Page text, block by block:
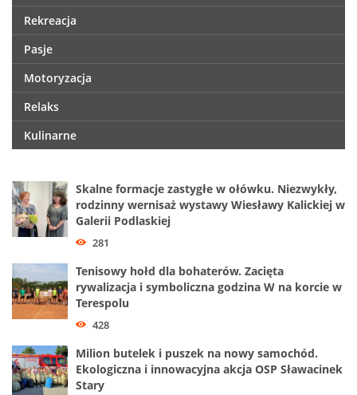
Rekreacja
Pasje
Motoryzacja
Relaks
Kulinarne
Skalne formacje zastygłe w ołówku. Niezwykły,
rodzinny wernisaż wystawy Wiesławy Kalickiej w
Galerii Podlaskiej
281
Tenisowy hołd dla bohaterów. Zacięta
rywalizacja i symboliczna godzina W na korcie w
Terespolu
428
Milion butelek i puszek na nowy samochód.
Ekologiczna i innowacyjna akcja OSP Sławacinek
Stary